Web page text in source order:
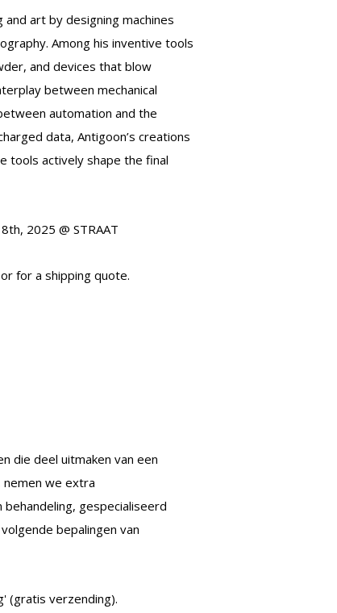
art by designing machines
Among his inventive tools
and devices that blow
between mechanical
automation and the
data, Antigoon’s creations
tools actively shape the final
2025 @ STRAAT
for a shipping quote.
die deel uitmaken van een
nemen we extra
gespecialiseerd
bepalingen van
(gratis verzending).